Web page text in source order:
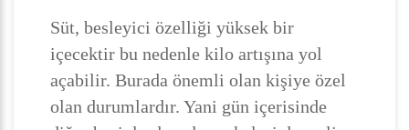
Süt, besleyici özelliği yüksek bir
içecektir bu nedenle kilo artışına yol
açabilir. Burada önemli olan kişiye özel
olan durumlardır. Yani gün içerisinde